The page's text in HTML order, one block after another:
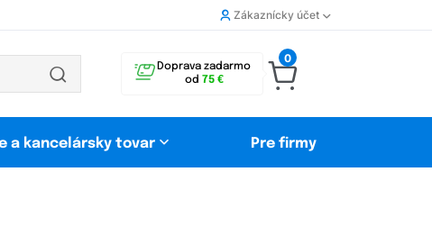
Zákaznícky účet
Doprava zadarmo
od 75 €
0
a kancelársky tovar Pre firmy